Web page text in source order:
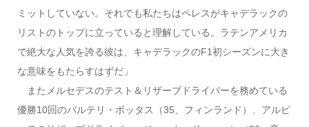
ミットしていない。それでも私たちはペレスがキャデラックの
リストのトップに立っていると理解している。ラテンアメリカ
で絶大な人気を誇る彼は、キャデラックのF1初シーズンに大き
な意味をもたらすはずだ」
またメルセデスのテスト＆リザーブドライバーを務めている
優勝10回のバルテリ・ボッタス（35、フィンランド）、アルピ